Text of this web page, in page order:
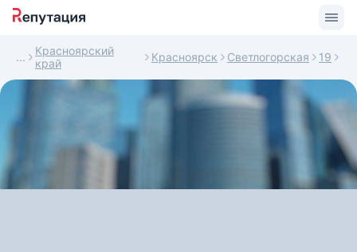
Красноярский
край
Красноярск Светлогорская 19